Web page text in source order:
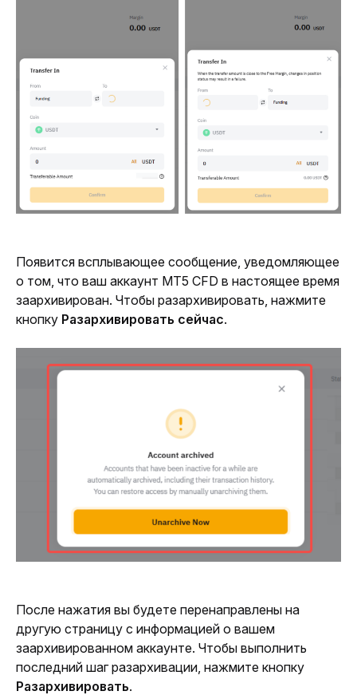
Появится всплывающее сообщение, уведомляющее
о том, что ваш аккаунт MT5 CFD в настоящее время
заархивирован. Чтобы разархивировать, нажмите
кнопку Разархивировать сейчас.
После нажатия вы будете перенаправлены на
другую страницу с информацией о вашем
заархивированном аккаунте. Чтобы выполнить
Разархивировать.